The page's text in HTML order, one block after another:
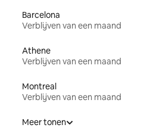
Barcelona
Verblijven van een maand
Athene
Verblijven van een maand
Montreal
Verblijven van een maand
Meer tonen